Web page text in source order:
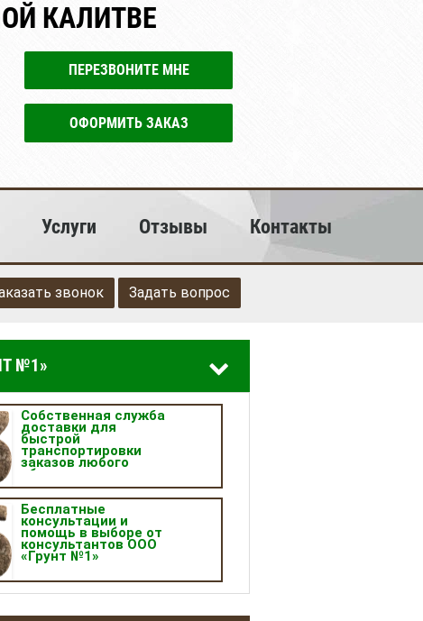
КАЛИТВЕ
ПЕРЕЗВОНИТЕ МНЕ
ОФОРМИТЬ ЗАКАЗ
Услуги Отзывы Контакты
звонок Задать вопрос
№1»
Собственная служба
доставки для
быстрой
транспортировки
заказов любого
объема.
Бесплатные
консультации и
помощь в выборе от
консультантов ООО
«Грунт №1»